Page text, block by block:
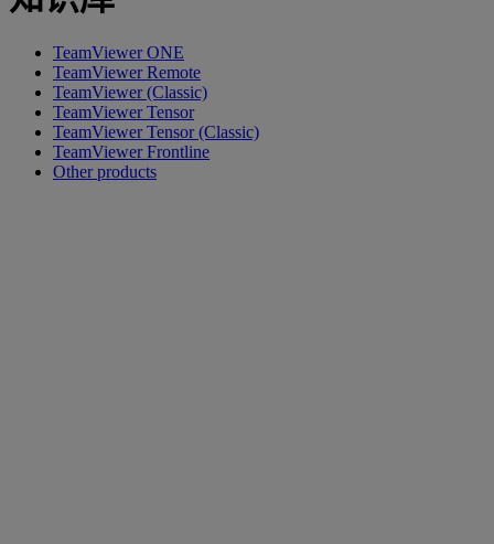
TeamViewer ONE
TeamViewer Remote
TeamViewer (Classic)
TeamViewer Tensor
TeamViewer Tensor (Classic)
TeamViewer Frontline
Other products